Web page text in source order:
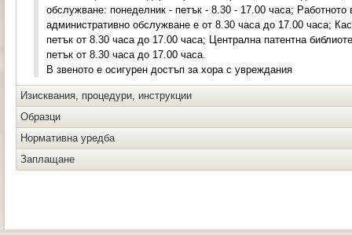
обслужване: понеделник - петък - 8.30 - 17.00 часа;
административно обслужване е от 8.30 часа до 17.00 часа;
петък от 8.30 часа до 17.00 часа; Централна патентна
петък от 8.30 часа до 17.00 часа.
В звеното е осигурен достъп за хора с увреждания
Изисквания, процедури, инструкции
Образци
Нормативна уредба
Заплащане